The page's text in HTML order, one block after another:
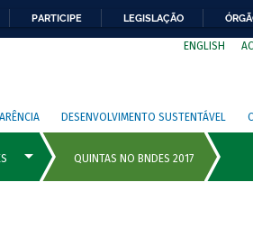
PARTICIPE LEGISLAÇÃO
ENGLISH
DESENVOLVIMENTO SUSTENTÁVEL